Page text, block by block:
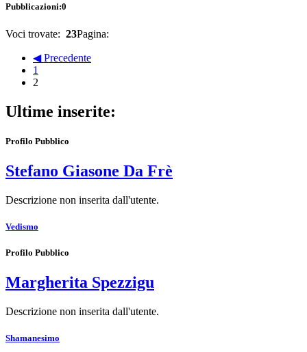
Pubblicazioni:0
Voci trovate: 23Pagina:
◀ Precedente
1
2
Ultime inserite:
Profilo Pubblico
Stefano Giasone Da Frè
Descrizione non inserita dall'utente.
Vedismo
Profilo Pubblico
Margherita Spezzigu
Descrizione non inserita dall'utente.
Shamanesimo